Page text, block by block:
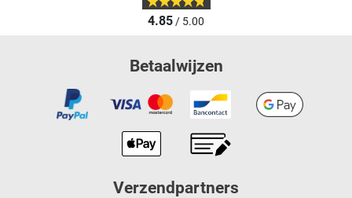
4.85/ 5.00
Betaalwijzen
Verzendpartners